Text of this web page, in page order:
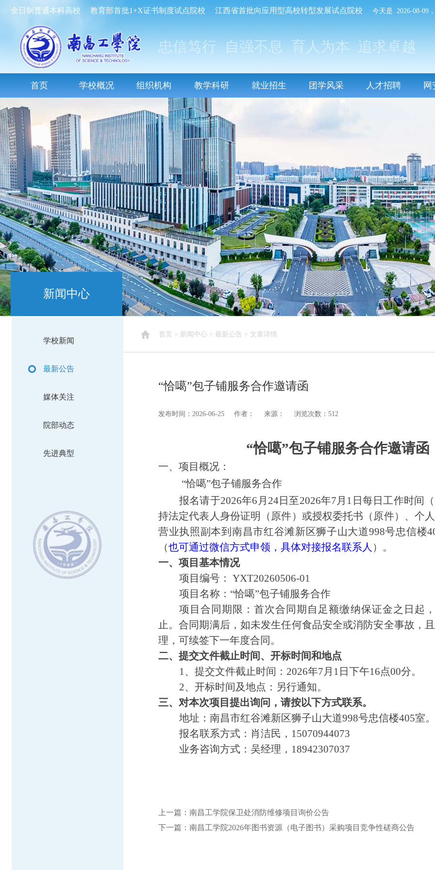
全日制普通本科高校 教育部首批1+X证书制度试点院校 江西省首批向应用型高校转型发展试点院校 今天是 2026-08-09
忠信笃行 自强不息 育人为本 追求卓越
首页 学校概况 组织机构 教学科研 就业招生 团学风采 人才招聘 网
新闻中心
学校新闻
最新公告
媒体关注
院部动态
先进典型
首页 > 新闻中心 > 最新公告 > 文章详情
“恰噶”包子铺服务合作邀请函
发布时间：2026-06-25 作者： 来源： 浏览次数：512
“恰噶”包子铺服务合作邀请函
一、项目概况：
“恰噶”包子铺服务合作
报名请于2026年6 月 24日至2026年7月 1 日每日工作时间
持法定代表人身份证明（原件）或授权委托书（原件）、个
营业执照副本到南昌市红谷滩新区狮子山大道998号忠信楼
（也可通过微信方式申领， 具体对接报名联系人 ）。
一、项目基本情况
项目编号： YXT20260506-01
项目名称： “恰噶”包子铺服务合作
项目合同期限：首次合同期自足额缴纳保证金之日起
止。合同期满后，如未发生任何食品安全或消防安全事故，
理，可续签下一年度合同。
二、提交文件截止时间、开标时间和地点
1、提交文件截止时间：2026年7月 1 日下午16点00分。
2、开标时间及地点： 另行通知。
三、对本次项目提出询问，请按以下方式联系。
地址：南昌市红谷滩新区狮子山大道998号忠信楼
报名联系方式： 肖洁民 ， 15070944073
业务咨询方式：吴经理， 18942307037
上一篇： 南昌工学院保卫处消防维修项目询价公告
下一篇： 南昌工学院2026年图书资源（电子图书）采购项目竞争性磋商公告